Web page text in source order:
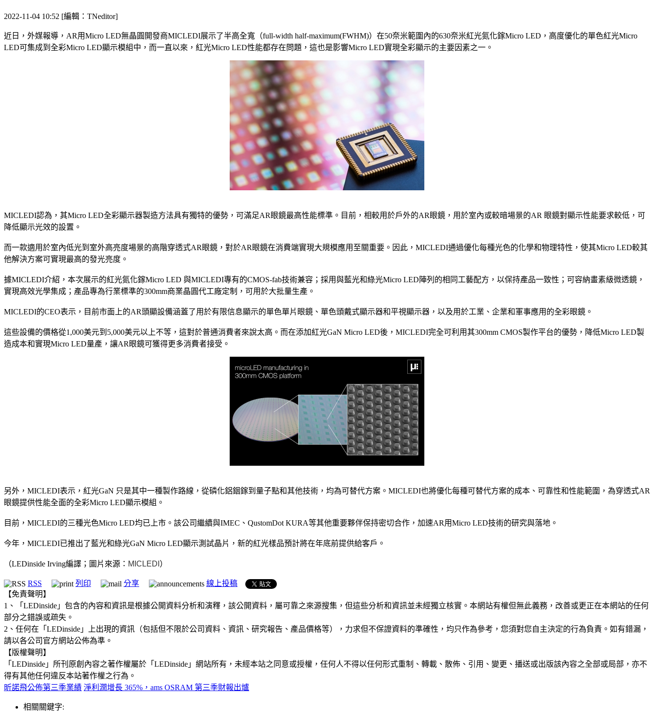
2022-11-04 10:52 [編輯：TNeditor]
近日，外媒報導，AR用Micro LED無晶圓開發商MICLEDI展示了半高全寬（full-width half-maximum(FWHM)）在50奈米範圍內的630奈米紅光氮化鎵Micro LED，高度優化的單色紅光Micro
LED可集成到全彩Micro LED顯示模組中，而一直以來，紅光Micro LED性能都存在問題，這也是影響Micro LED實現全彩顯示的主要因素之一。
MICLEDI認為，其Micro LED全彩顯示器製造方法具有獨特的優勢，可滿足AR眼鏡最高性能標準。目前，相較用於戶外的AR眼鏡，用於室內或較暗場景的AR 眼鏡對顯示性能要求較低，可
降低顯示光效的設置。
而一款適用於室內低光到室外高亮度場景的高階穿透式AR眼鏡，對於AR眼鏡在消費端實現大規模應用至關重要。因此，MICLEDI通過優化每種光色的化學和物理特性，使其Micro LED較其
他解決方案可實現最高的發光亮度。
據MICLEDI介紹，本次展示的紅光氮化鎵Micro LED 與MICLEDI專有的CMOS-fab技術兼容；採用與藍光和綠光Micro LED陣列的相同工藝配方，以保持產品一致性；可容納畫素級微透鏡，
實現高效光學集成；產品專為行業標準的300mm商業晶圓代工廠定制，可用於大批量生產。
MICLEDI的CEO表示，目前市面上的AR頭顯設備涵蓋了用於有限信息顯示的單色單片眼鏡、單色頭戴式顯示器和平視顯示器，以及用於工業、企業和軍事應用的全彩眼鏡。
這些設備的價格從1,000美元到5,000美元以上不等，這對於普通消費者來說太高。而在添加紅光GaN Micro LED後，MICLEDI完全可利用其300mm CMOS製作平台的優勢，降低Micro LED製
造成本和實現Micro LED量產，讓AR眼鏡可獲得更多消費者接受。
另外，MICLEDI表示，紅光GaN 只是其中一種製作路線，從磷化鋁銦鎵到量子點和其他技術，均為可替代方案。MICLEDI也將優化每種可替代方案的成本、可靠性和性能範圍，為穿透式AR
眼鏡提供性能全面的全彩Micro LED顯示模組。
目前，MICLEDI的三種光色Micro LED均已上市。該公司繼續與IMEC、QustomDot KURA等其他重要夥伴保持密切合作，加速AR用Micro LED技術的研究與落地。
今年，MICLEDI已推出了藍光和綠光GaN Micro LED顯示測試晶片，新的紅光樣品預計將在年底前提供給客戶。
（LEDinside Irving編譯；圖片來源： MICLEDI ）
RSS 列印 分享
線上投稿
【免責聲明】
1、「LEDinside」包含的內容和資訊是根據公開資料分析和演釋，該公開資料，屬可靠之來源搜集，但這些分析和資訊並未經獨立核實。本網站有權但無此義務，改善或更正在本網站的任何
部分之錯誤或疏失。
2、任何在「LEDinside」上出現的資訊（包括但不限於公司資料、資訊、研究報告、產品價格等），力求但不保證資料的準確性，均只作為參考，您須對您自主決定的行為負責。如有錯漏，
請以各公司官方網站公佈為準。
【版權聲明】
「LEDinside」所刊原創內容之著作權屬於「LEDinside」網站所有，未經本站之同意或授權，任何人不得以任何形式重制、轉載、散佈、引用、變更、播送或出版該內容之全部或局部，亦不
得有其他任何違反本站著作權之行為。
昕諾飛公佈第三季業績 淨利潤增長 365%，ams OSRAM 第三季財報出爐
相關關鍵字: